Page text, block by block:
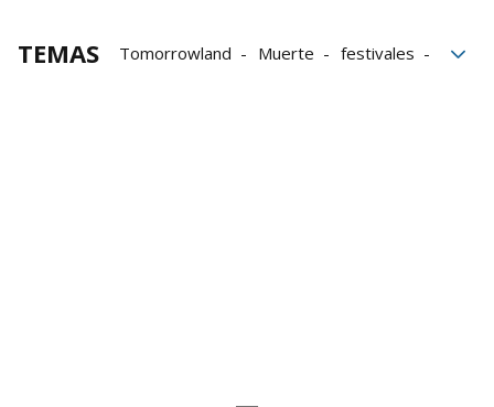
TEMAS Tomorrowland Muerte
festivales